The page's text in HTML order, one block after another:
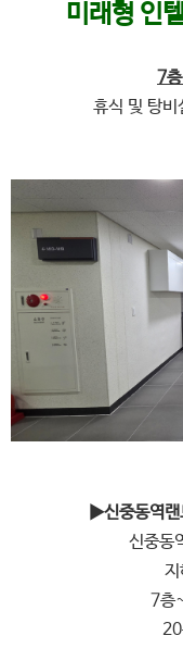
미래형 인
7
휴식 및 탕비
▶신중동역
신중동
7층